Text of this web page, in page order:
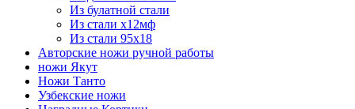
Из булатной стали
Из стали х12мф
Из стали 95х18
Авторские ножи ручной работы
ножи Якут
Ножи Танто
Узбекские ножи